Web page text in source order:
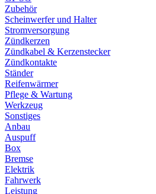
Zubehör
Scheinwerfer und Halter
Stromversorgung
Zündkerzen
Zündkabel & Kerzenstecker
Zündkontakte
Ständer
Reifenwärmer
Pflege & Wartung
Werkzeug
Sonstiges
Anbau
Auspuff
Box
Bremse
Elektrik
Fahrwerk
Leistung